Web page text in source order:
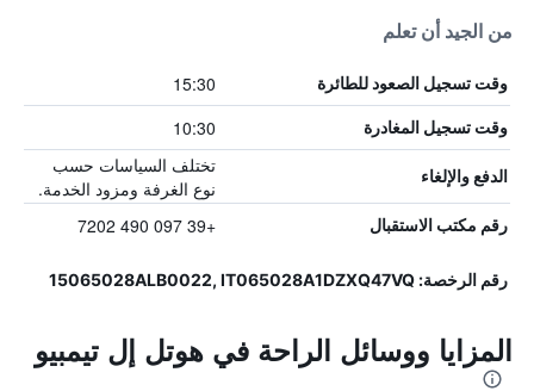
من الجيد أن تعلم
وقت تسجيل الصعود للطائرة 15:30
وقت تسجيل المغادرة 10:30
الدفع والإلغاء
تختلف السياسات حسب
نوع الغرفة ومزود الخدمة.
رقم مكتب الاستقبال +39 097 490 7202
رقم الرخصة: 15065028ALB0022, IT065028A1DZXQ47VQ
المزايا ووسائل الراحة في هوتل إل تيمبيو